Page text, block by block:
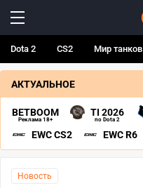
Dota 2 CS2 Мир танков
АКТУАЛЬНОЕ
BETBOOM
Реклама 18+
TI 2026
по Dota 2
EWC CS2 EWC R6
Новость